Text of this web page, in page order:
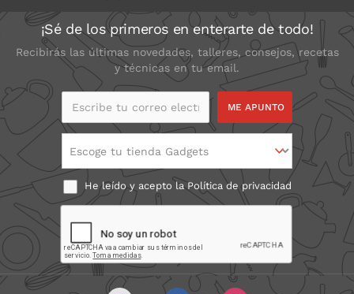
¡Sé de los primeros en enterarte de todo!
Recibirás las últimas novedades, talleres, consejos, recetas
y técnicas en tu email.
Escribe tu correo
Escoge tu tienda Gadgets
He leído y acepto laPolítica de privacidad